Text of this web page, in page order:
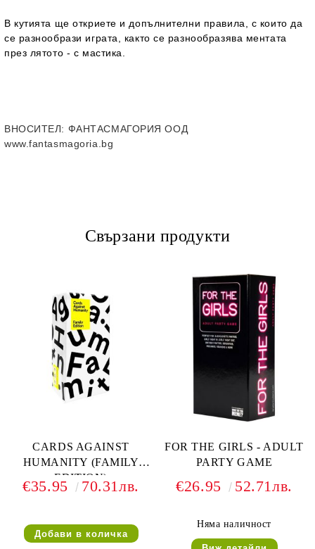
В кутията ще откриете и допълнителни правила, с които да
се разнообрази играта, както се разнообразява ментата
през лятото - с мастика.
ВНОСИТЕЛ: ФАНТАСМАГОРИЯ ООД
www.fantasmagoria.bg
Свързани продукти
CARDS AGAINST
HUMANITY (FAMILY
EDITION)
€35.95 70.31лв.
FOR THE GIRLS - ADULT
PARTY GAME
€26.95 52.71лв.
Няма наличност